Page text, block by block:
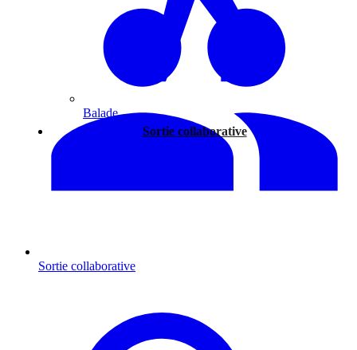
Balade
Sortie collaborative
Sortie collaborative